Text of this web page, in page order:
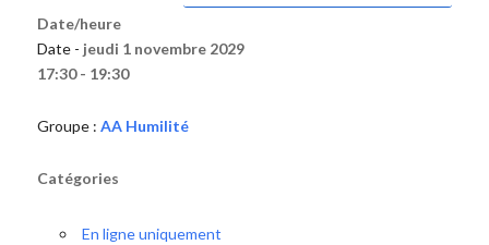
Date/heure
Date - jeudi 1 novembre 2029
17:30 - 19:30
Groupe : AA Humilité
Catégories
En ligne uniquement